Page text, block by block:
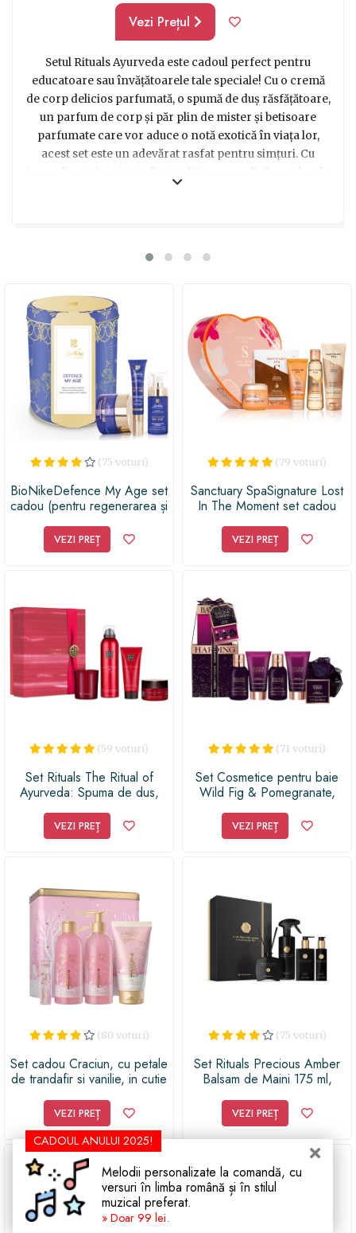
Vezi Prețul
Setul Rituals Ayurveda este cadoul perfect pentru
educatoare sau învățătoarele tale speciale! Cu o cremă
de corp delicios parfumată, o spumă de duș răsfățătoare,
un parfum de corp și păr plin de mister și betisoare
parfumate care vor aduce o notă exotică în viața lor,
acest set este un adevărat rasfat pentru simțuri. Cu
ingrediente inspirate din tradiția ayurvedică, produsele
cadoul într-o experiență de neuitat!
(75 voturi)
BioNikeDefence My Age set
cadou (pentru regenerarea și
VEZI PREȚ
(79 voturi)
Sanctuary SpaSignature Lost
In The Moment set cadou
VEZI PREȚ
(59 voturi)
Set Rituals The Ritual of
Ayurveda: Spuma de dus,
Exfoliant pentru corp cu sare,
125 g + Crema de corp, 100
VEZI PREȚ
(71 voturi)
Set Cosmetice pentru baie
Wild Fig & Pomegranate,
cu burete de baie, 325 ml
VEZI PREȚ
(80 voturi)
Set cadou Craciun, cu petale
de trandafir si vanilie, in cutie
ML, 250 ML, 5.5 ML
VEZI PREȚ
(75 voturi)
Set Rituals Precious Amber
Balsam de Maini 175 ml,
Mini Betisoare Parfumate 100
ml, Parfum pentru Casa 500
ml
VEZI PREȚ
CADOUL ANULUI 2025!
Melodii personalizate la comandă, cu
versuri în limba română și în stilul
muzical preferat.
» Doar 99 lei.